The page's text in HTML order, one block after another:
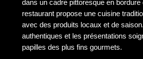
dans un cadre pittoresque en bordure
restaurant propose une cuisine
avec des produits locaux et de
authentiques et les présentations
papilles des plus fins gourmets.